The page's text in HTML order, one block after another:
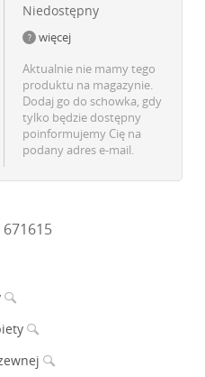
Niedostępny
więcej
Aktualnie nie mamy tego
produktu na magazynie.
Dodaj go do schowka, gdy
tylko będzie dostępny
poinformujemy Cię na
podany adres e-mail.